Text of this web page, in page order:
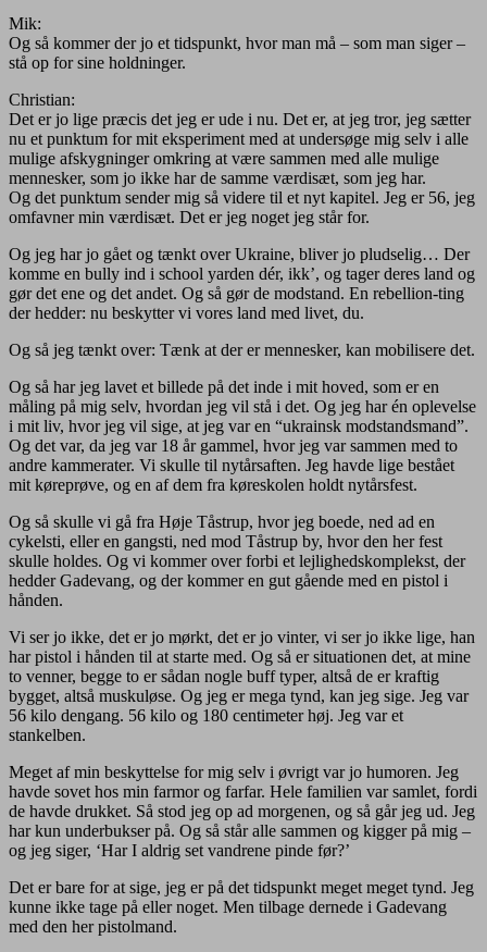
Mik:
Og så kommer der jo et tidspunkt, hvor man må – som man siger –
stå op for sine holdninger.
Christian:
Det er jo lige præcis det jeg er ude i nu. Det er, at jeg tror, jeg sætter
nu et punktum for mit eksperiment med at undersøge mig selv i alle
mulige afskygninger omkring at være sammen med alle mulige
mennesker, som jo ikke har de samme værdisæt, som jeg har.
Og det punktum sender mig så videre til et nyt kapitel. Jeg er 56, jeg
omfavner min værdisæt. Det er jeg noget jeg står for.
Og jeg har jo gået og tænkt over Ukraine, bliver jo pludselig… Der
komme en bully ind i school yarden dér, ikk’, og tager deres land og
gør det ene og det andet. Og så gør de modstand. En rebellion-ting
der hedder: nu beskytter vi vores land med livet, du.
Og så jeg tænkt over: Tænk at der er mennesker, kan mobilisere det.
Og så har jeg lavet et billede på det inde i mit hoved, som er en
måling på mig selv, hvordan jeg vil stå i det. Og jeg har én oplevelse
i mit liv, hvor jeg vil sige, at jeg var en “ukrainsk modstandsmand”.
Og det var, da jeg var 18 år gammel, hvor jeg var sammen med to
andre kammerater. Vi skulle til nytårsaften. Jeg havde lige bestået
mit køreprøve, og en af dem fra køreskolen holdt nytårsfest.
Og så skulle vi gå fra Høje Tåstrup, hvor jeg boede, ned ad en
cykelsti, eller en gangsti, ned mod Tåstrup by, hvor den her fest
skulle holdes. Og vi kommer over forbi et lejlighedskomplekst, der
hedder Gadevang, og der kommer en gut gående med en pistol i
hånden.
Vi ser jo ikke, det er jo mørkt, det er jo vinter, vi ser jo ikke lige, han
har pistol i hånden til at starte med. Og så er situationen det, at mine
to venner, begge to er sådan nogle buff typer, altså de er kraftig
bygget, altså muskuløse. Og jeg er mega tynd, kan jeg sige. Jeg var
56 kilo dengang. 56 kilo og 180 centimeter høj. Jeg var et
stankelben.
Meget af min beskyttelse for mig selv i øvrigt var jo humoren. Jeg
havde sovet hos min farmor og farfar. Hele familien var samlet, fordi
de havde drukket. Så stod jeg op ad morgenen, og så går jeg ud. Jeg
har kun underbukser på. Og så står alle sammen og kigger på mig –
og jeg siger, ‘Har I aldrig set vandrene pinde før?’
Det er bare for at sige, jeg er på det tidspunkt meget meget tynd. Jeg
kunne ikke tage på eller noget. Men tilbage dernede i Gadevang
med den her pistolmand.